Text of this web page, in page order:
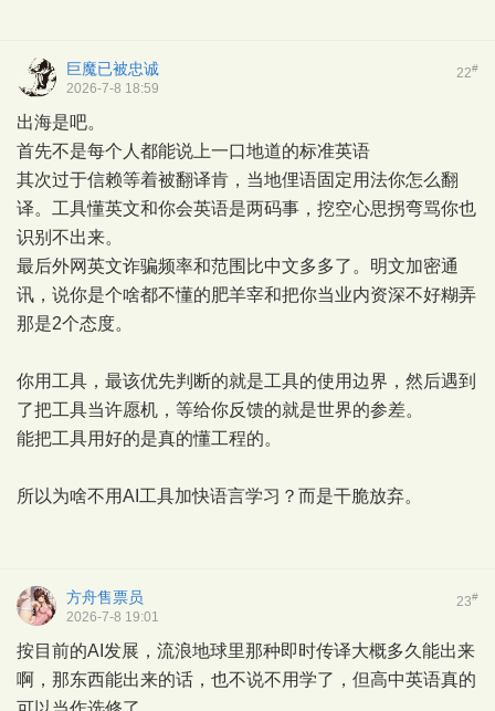
22#
巨魔已被忠诚
2026-7-8 18:59
出海是吧。
首先不是每个人都能说上一口地道的标准英语
其次过于信赖等着被翻译肯，当地俚语固定用法你怎么翻
译。工具懂英文和你会英语是两码事，挖空心思拐弯骂你也
识别不出来。
最后外网英文诈骗频率和范围比中文多多了。明文加密通
讯，说你是个啥都不懂的肥羊宰和把你当业内资深不好糊弄
那是2个态度。
你用工具，最该优先判断的就是工具的使用边界，然后遇到
了把工具当许愿机，等给你反馈的就是世界的参差。
能把工具用好的是真的懂工程的。
所以为啥不用AI工具加快语言学习？而是干脆放弃。
23#
方舟售票员
2026-7-8 19:01
按目前的AI发展，流浪地球里那种即时传译大概多久能出来
啊，那东西能出来的话，也不说不用学了，但高中英语真的